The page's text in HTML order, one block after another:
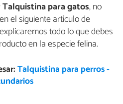
Talquistina para gatos, no
el siguiente artículo de
todo lo que debes
en la especie felina.
Talquistina para perros -